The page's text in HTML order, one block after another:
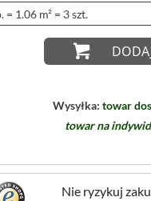
Wysyłka: towar
towar na
Nie ryzykuj